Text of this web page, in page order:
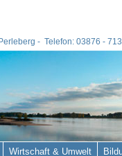
- Telefon: 03876 -
Wirtschaft & Umwelt